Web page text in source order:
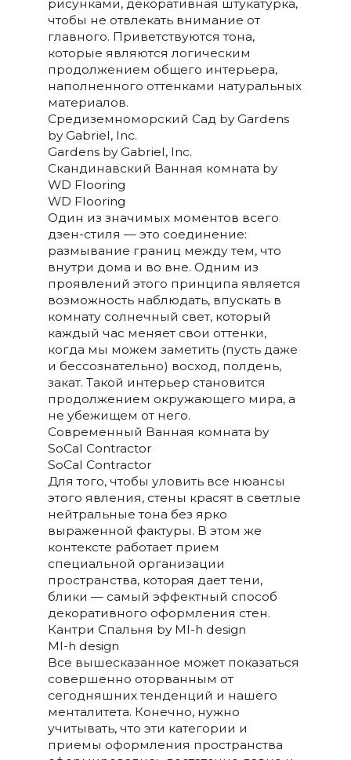
рисунками, декоративная штукатурка,
чтобы не отвлекать внимание от
главного. Приветствуются тона,
которые являются логическим
продолжением общего интерьера,
наполненного оттенками натуральных
материалов.
Средиземноморский Сад by Gardens
by Gabriel, Inc.
Gardens by Gabriel, Inc.
Скандинавский Ванная комната by
WD Flooring
WD Flooring
Один из значимых моментов всего
дзен-стиля — это соединение:
размывание границ между тем, что
внутри дома и во вне. Одним из
проявлений этого принципа является
возможность наблюдать, впускать в
комнату солнечный свет, который
каждый час меняет свои оттенки,
когда мы можем заметить (пусть даже
и бессознательно) восход, полдень,
закат. Такой интерьер становится
продолжением окружающего мира, а
не убежищем от него.
Современный Ванная комната by
SoCal Contractor
SoCal Contractor
Для того, чтобы уловить все нюансы
этого явления, стены красят в светлые
нейтральные тона без ярко
выраженной фактуры. В этом же
контексте работает прием
специальной организации
пространства, которая дает тени,
блики — самый эффектный способ
декоративного оформления стен.
Кантри Спальня by Ml-h design
Ml-h design
Все вышесказанное может показаться
совершенно оторванным от
сегодняшних тенденций и нашего
менталитета. Конечно, нужно
учитывать, что эти категории и
приемы оформления пространства